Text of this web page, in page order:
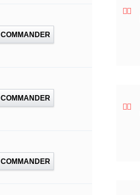
COMMANDER
COMMANDER
COMMANDER